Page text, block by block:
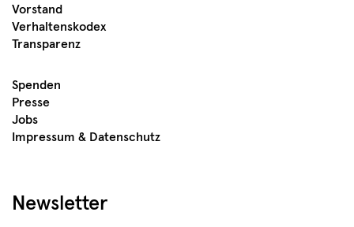
Vorstand
Verhaltenskodex
Transparenz
Spenden
Presse
Jobs
Impressum & Datenschutz
Newsletter